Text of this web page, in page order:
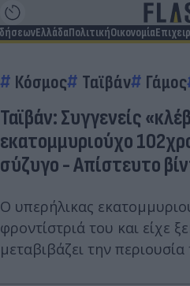
ΕλλάδαΠολιτικήΟικονομία
Κόσμος Ταϊβάν Γάμος
Ταϊβάν: Συγγενείς
εκατομμυριούχο
σύζυγο - Απίστευτο
Ο υπερήλικας
φροντίστριά του και είχε
μεταβιβάζει την περιουσία